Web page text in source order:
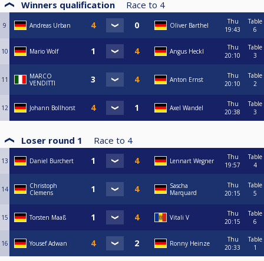
Winners qualification Race to 4
9 Andreas Urban Oliver Barthel
Thu
19:43
Table
6
10 Mario Wolf Angus Heckl
Thu
20:10
Table
3
11
MARCO
VENDITTI
Anton Ernst
Thu
20:10
Table
2
12 Johann Bollhorst Axel Wandel
Thu
20:38
Table
3
Loser round 1 Race to 4
13 Daniel Burchert Lennart Wegner
Thu
19:57
Table
4
14
Christoph
Clemens
Sascha
Marquard
Thu
20:15
Table
5
15 Torsten Maaß Vitali V
Thu
20:15
Table
6
16 Yousef Adwan Ronny Heinze
Thu
20:33
Table
1